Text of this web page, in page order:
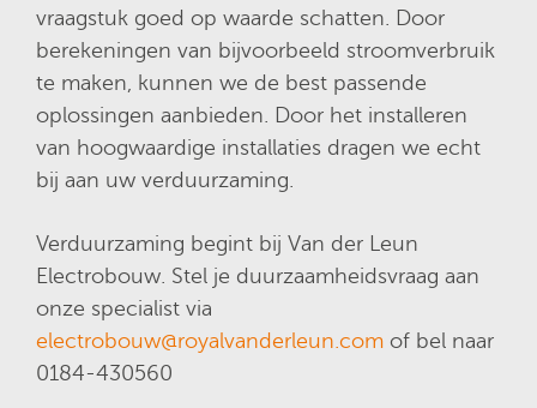
vraagstuk goed op waarde schatten. Door
berekeningen van bijvoorbeeld stroomverbruik
te maken, kunnen we de best passende
oplossingen aanbieden. Door het installeren
van hoogwaardige installaties dragen we echt
bij aan uw verduurzaming.
Verduurzaming begint bij Van der Leun
Electrobouw. Stel je duurzaamheidsvraag aan
onze specialist via
electrobouw@royalvanderleun.com of bel naar
0184-430560